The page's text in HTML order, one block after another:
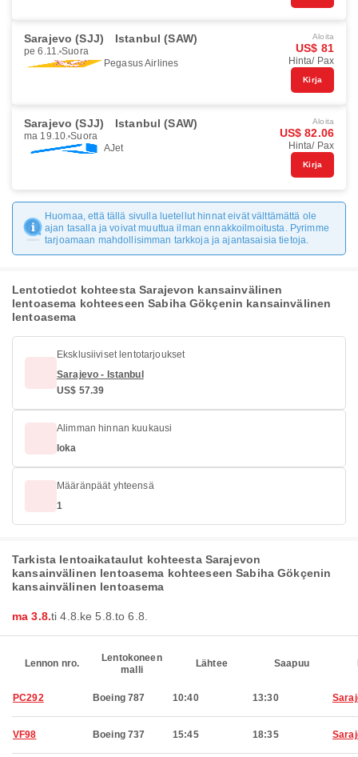
Sarajevo (SJJ) Istanbul (SAW)
pe 6.11. Suora
Pegasus Airlines
Aloita
US$ 81
Hinta/ Pax
Kirja
Sarajevo (SJJ) Istanbul (SAW)
ma 19.10. Suora
AJet
Aloita
US$ 82.06
Hinta/ Pax
Kirja
Huomaa, että tällä sivulla luetellut hinnat eivät välttämättä ole
ajan tasalla ja voivat muuttua ilman ennakkoilmoitusta. Pyrimme
tarjoamaan mahdollisimman tarkkoja ja ajantasaisia tietoja.
Lentotiedot kohteesta Sarajevon kansainvälinen
lentoasema kohteeseen Sabiha Gökçenin kansainvälinen
lentoasema
Eksklusiiviset lentotarjoukset
Sarajevo - Istanbul
US$ 57.39
Alimman hinnan kuukausi
loka
Määränpäät yhteensä
1
Tarkista lentoaikataulut kohteesta Sarajevon
kansainvälinen lentoasema kohteeseen Sabiha Gökçenin
kansainvälinen lentoasema
ma 3.8.ti 4.8. ke 5.8. to 6.8.
Lennon nro.
Lentokoneen
malli
Lähtee Saapuu
PC292 Boeing 787 10:40 13:30
VF98 Boeing 737 15:45 18:35